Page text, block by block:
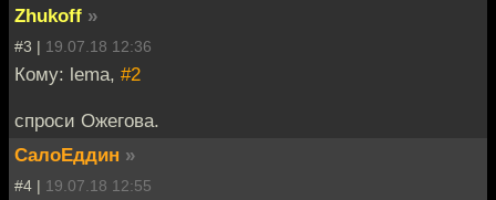
Zhukoff »
#3 | 19.07.18 12:36
Кому: lema, #2
спроси Ожегова.
СалоЕддин »
#4 | 19.07.18 12:55